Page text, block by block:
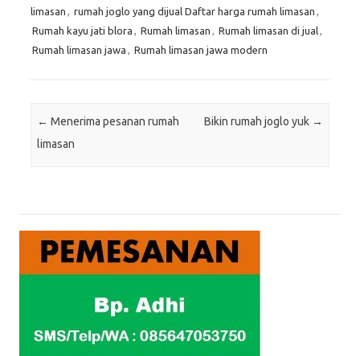
limasan , rumah joglo yang dijual Daftar harga rumah limasan ,
Rumah kayu jati blora , Rumah limasan , Rumah limasan di jual,
Rumah limasan jawa , Rumah limasan jawa modern
Post navigation
← Menerima pesanan rumah
limasan
Bikin rumah joglo yuk →